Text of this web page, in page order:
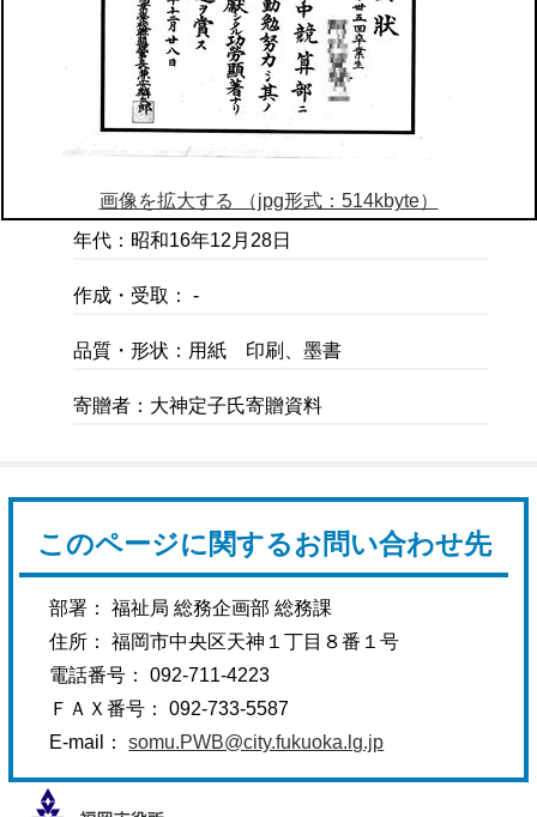
画像を拡大する （jpg形式：514kbyte）
年代：昭和16年12月28日
作成・受取： -
品質・形状：用紙 印刷、墨書
寄贈者：大神定子氏寄贈資料
このページに関するお問い合わせ先
部署： 福祉局 総務企画部 総務課
住所： 福岡市中央区天神１丁目８番１号
電話番号： 092-711-4223
ＦＡＸ番号： 092-733-5587
E-mail：somu.PWB@city.fukuoka.lg.jp